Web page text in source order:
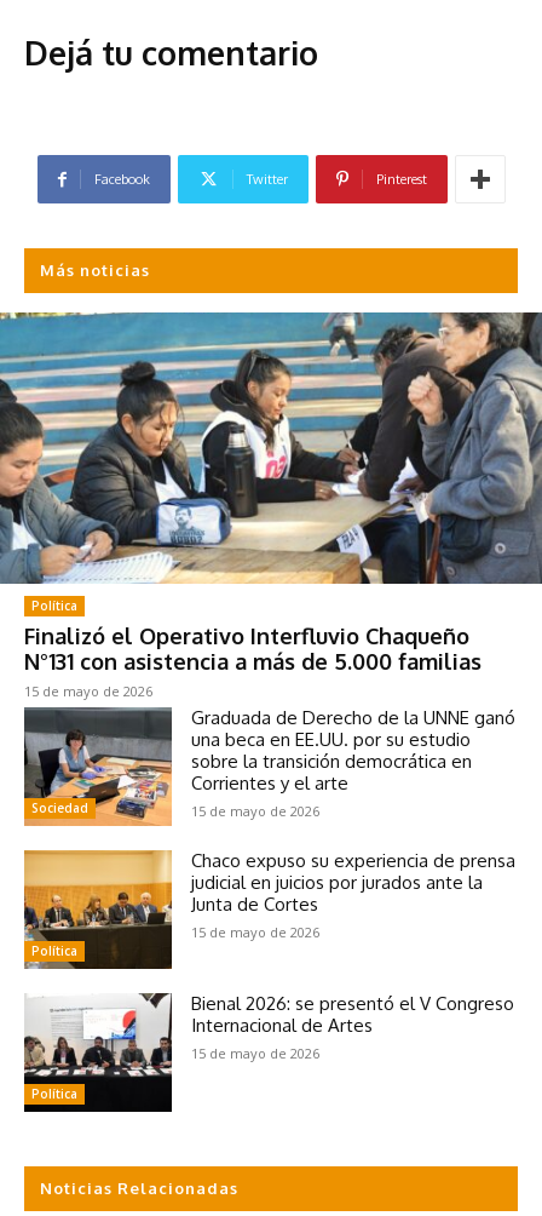
Dejá tu comentario
Facebook Twitter Pinterest
Más noticias
Política
Finalizó el Operativo Interfluvio Chaqueño
N°131 con asistencia a más de 5.000 familias
15 de mayo de 2026
Sociedad
Graduada de Derecho de la UNNE ganó
una beca en EE.UU. por su estudio
sobre la transición democrática en
Corrientes y el arte
15 de mayo de 2026
Política
Chaco expuso su experiencia de prensa
judicial en juicios por jurados ante la
Junta de Cortes
15 de mayo de 2026
Política
Bienal 2026: se presentó el V Congreso
Internacional de Artes
15 de mayo de 2026
Noticias Relacionadas